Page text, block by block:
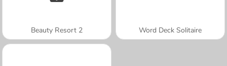
Beauty Resort 2 Word Deck Solitaire